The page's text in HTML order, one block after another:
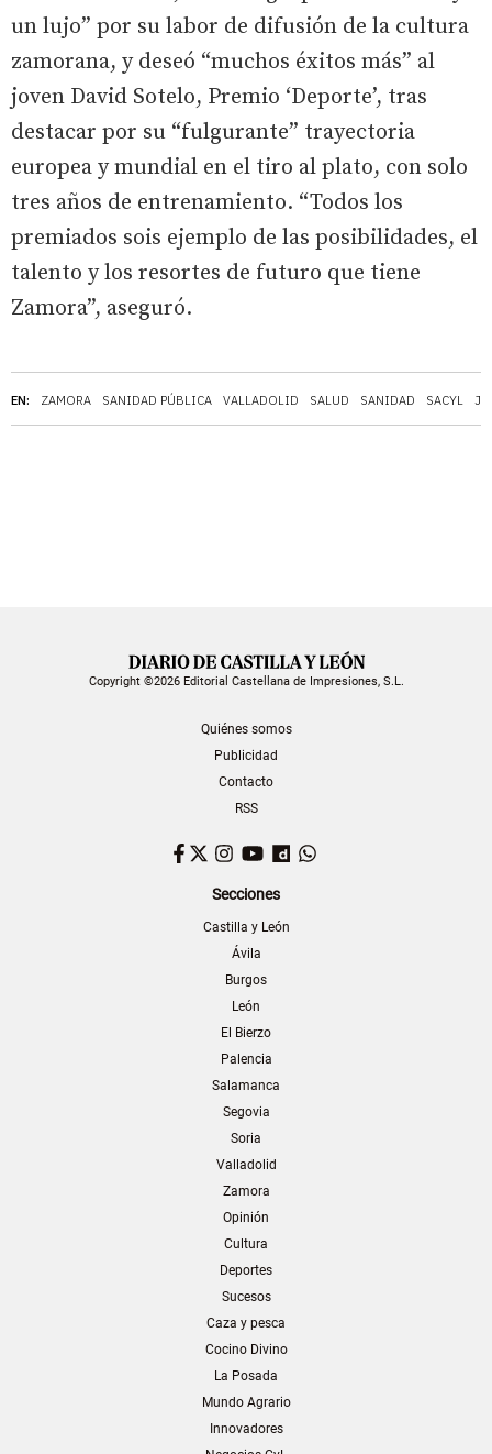
EN: ZAMORA SANIDAD PÚBLICA VALLADOLID SALUD SANIDAD SACYL
un lujo” por su labor de difusión de la cultura
zamorana, y deseó “muchos éxitos más” al
joven David Sotelo, Premio ‘Deporte’, tras
destacar por su “fulgurante” trayectoria
europea y mundial en el tiro al plato, con solo
tres años de entrenamiento. “Todos los
premiados sois ejemplo de las posibilidades, el
talento y los resortes de futuro que tiene
Zamora”, aseguró.
Copyright ©2026 Editorial Castellana de Impresiones, S.L.
Quiénes somos
Publicidad
Contacto
RSS
Facebook
TwitterInstagram
YouTubeDailymotion
Secciones
Castilla y León
Ávila
Burgos
León
El Bierzo
Palencia
Salamanca
Segovia
Soria
Valladolid
Zamora
Opinión
Cultura
Deportes
Sucesos
Caza y pesca
Cocino Divino
La Posada
Mundo Agrario
Innovadores